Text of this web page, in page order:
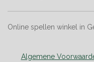
Online spellen winkel in
Algemene